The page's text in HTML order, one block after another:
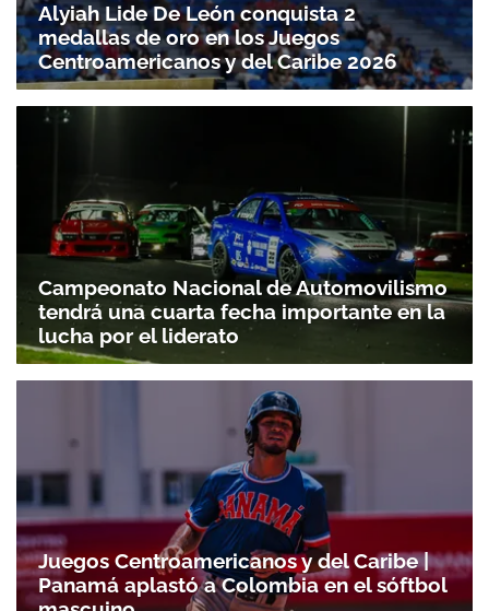
Alyiah Lide De León conquista 2
medallas de oro en los Juegos
Centroamericanos y del Caribe 2026
Campeonato Nacional de Automovilismo
tendrá una cuarta fecha importante en la
lucha por el liderato
Juegos Centroamericanos y del Caribe |
Panamá aplastó a Colombia en el sóftbol